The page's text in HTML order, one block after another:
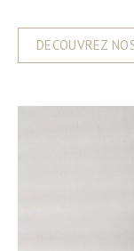
DECOUVREZ